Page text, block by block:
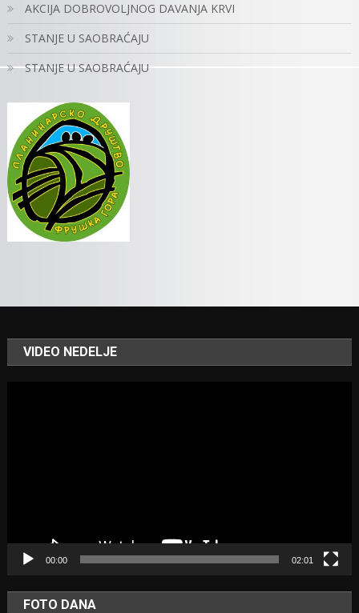
AKCIJA DOBROVOLJNOG DAVANJA KRVI
STANJE U SAOBRAĆAJU
STANJE U SAOBRAĆAJU
VIDEO NEDELJE
00:00 02:01
FOTO DANA